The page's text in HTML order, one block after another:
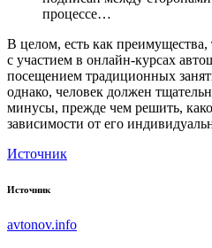
процессе…
В целом, есть как преимущества,
с участием в онлайн-курсах
посещением традиционных
однако, человек должен
минусы, прежде чем решить,
зависимости от его
Источник
Источник
avtonov.info